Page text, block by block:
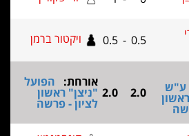
ויקטור ברמן
אורחת:
"ניצן" ראשון
לציון - פרשה